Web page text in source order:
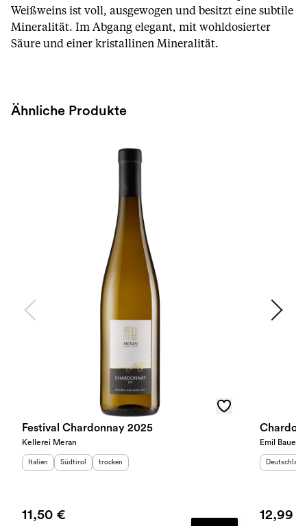
Weißweins ist voll, ausgewogen und besitzt eine subtile
Mineralität. Im Abgang elegant, mit wohldosierter
Säure und einer kristallinen Mineralität.
Ähnliche Produkte
Festival Chardonnay 2025
Kellerei Meran
Herkunftsland:
Italien Herkunftsregion:
Südtirol Geschmack
trocken
11,50 €
Emil Bauer
Deutschland
12,99 €